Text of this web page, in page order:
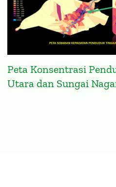
Peta Konsentrasi
Utara dan Sungai